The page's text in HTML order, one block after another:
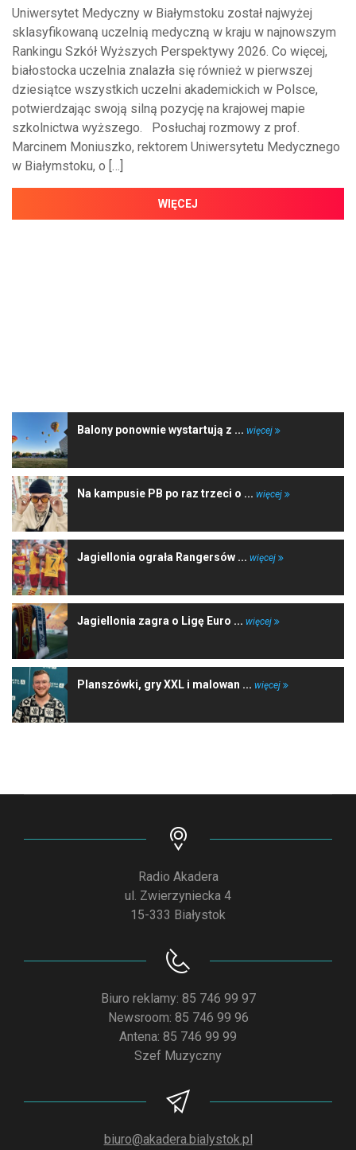
Uniwersytet Medyczny w Białymstoku został najwyżej
sklasyfikowaną uczelnią medyczną w kraju w najnowszym
Rankingu Szkół Wyższych Perspektywy 2026. Co więcej,
białostocka uczelnia znalazła się również w pierwszej
dziesiątce wszystkich uczelni akademickich w Polsce,
potwierdzając swoją silną pozycję na krajowej mapie
szkolnictwa wyższego. Posłuchaj rozmowy z prof.
Marcinem Moniuszko, rektorem Uniwersytetu Medycznego
w Białymstoku, o […]
WIĘCEJ
Balony ponownie wystartują z ... więcej
Na kampusie PB po raz trzeci o ... więcej
Jagiellonia ograła Rangersów ... więcej
Jagiellonia zagra o Ligę Euro ... więcej
Planszówki, gry XXL i malowan ... więcej
Radio Akadera
ul. Zwierzyniecka 4
15-333 Białystok
Biuro reklamy: 85 746 99 97
Newsroom: 85 746 99 96
Antena: 85 746 99 99
Szef Muzyczny
biuro@akadera.bialystok.pl